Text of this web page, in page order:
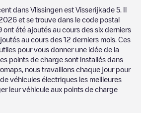
dans Vlissingen est Visserijkade 5 . Il
et se trouve dans le code postal
ont été ajoutés au cours des six derniers
au cours des 12 derniers mois. Ces
pour vous donner une idée de la
points de charge sont installés dans
nous travaillons chaque jour pour
véhicules électriques les meilleures
leur véhicule aux points de charge